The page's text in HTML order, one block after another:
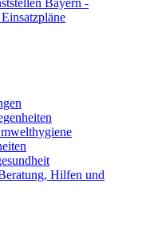
Bayern -
Hilfen und